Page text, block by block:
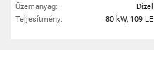
Üzemanyag:
Dízel
Teljesítmény:
80 kW, 109 LE